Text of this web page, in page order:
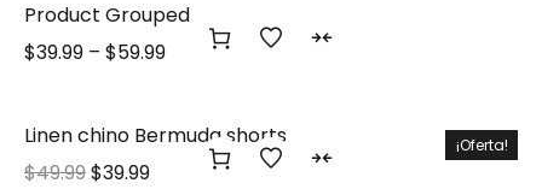
Product Grouped
$39.99 – $59.99
¡Oferta!
Linen chino Bermuda shorts
$49.99$39.99